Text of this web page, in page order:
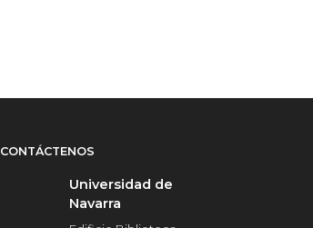
CONTÁCTENOS
Universidad de
Navarra